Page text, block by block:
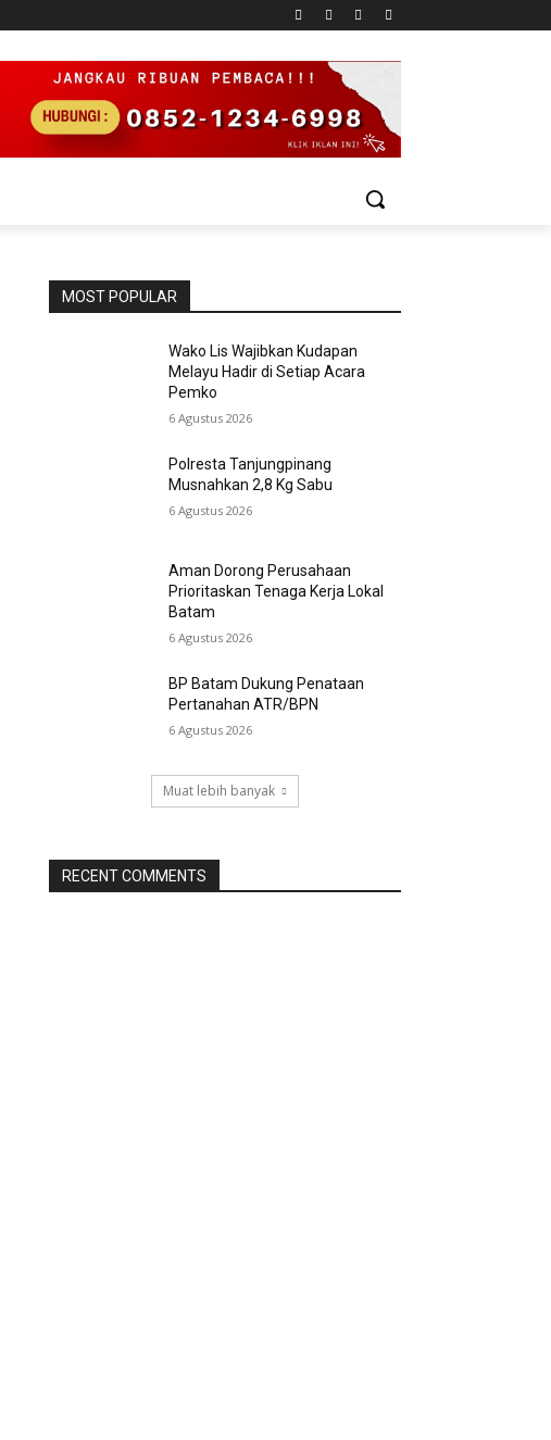
MOST POPULAR
Wako Lis Wajibkan Kudapan
Melayu Hadir di Setiap Acara
Pemko
6 Agustus 2026
Polresta Tanjungpinang
Musnahkan 2,8 Kg Sabu
6 Agustus 2026
Aman Dorong Perusahaan
Prioritaskan Tenaga Kerja Lokal
Batam
6 Agustus 2026
BP Batam Dukung Penataan
Pertanahan ATR/BPN
6 Agustus 2026
Muat lebih banyak
RECENT COMMENTS